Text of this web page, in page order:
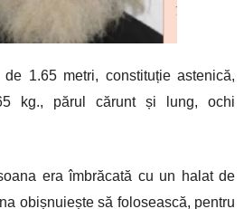
de 1.65 metri, constituție astenică,
kg., părul cărunt și lung, ochi
era îmbrăcată cu un halat de
obișnuiește să folosească, pentru